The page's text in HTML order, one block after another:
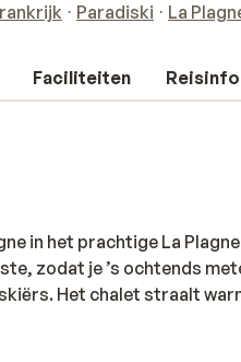
Paradiski La
Faciliteiten
in het prachtige La
zodat je ’s ochtends
Het chalet straalt
accenten. De ruime,